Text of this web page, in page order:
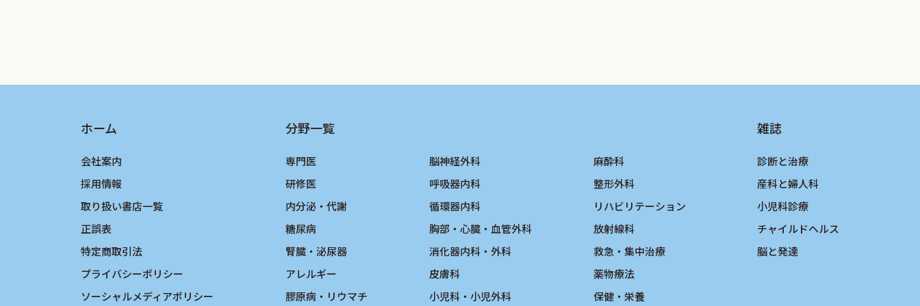
ホーム
会社案内
採用情報
取り扱い書店一覧
正誤表
特定商取引法
プライバシーポリシー
ソーシャルメディアポリシー
分野一覧
専門医
研修医
内分泌・代謝
糖尿病
腎臓・泌尿器
アレルギー
膠原病・リウマチ
脳神経外科
呼吸器内科
循環器内科
胸部・心臓・血管外科
消化器内科・外科
皮膚科
小児科・小児外科
麻酔科
整形外科
リハビリテーション
放射線科
救急・集中治療
薬物療法
保健・栄養
雑誌
診断と治療
産科と婦人科
小児科診療
チャイルドヘルス
脳と発達